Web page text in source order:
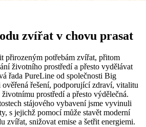
zvířat v chovu prasat
přirozeným potřebám zvířat, přitom
životního prostředí a přesto vydělávat
řada PureLine od společnosti Big
řešení, podporující zdraví, vitalitu
prostředí a přesto výdělečná.
stájového vybavení jsme vyvinuli
s jejichž pomocí může stavět moderní
zvířat, snižovat emise a šetřit energiemi.